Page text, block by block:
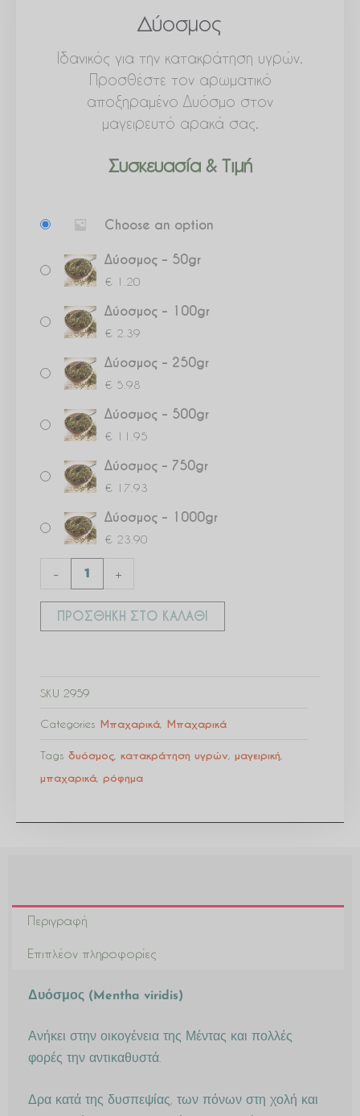
Δύοσμος
Ιδανικός για την κατακράτηση υγρών.
Προσθέστε τον αρωματικό
αποξηραμένο Δυόσμο στον
μαγειρευτό αρακά σας.
Συσκευασία & Τιμή
Choose an option
Δύοσμος – 50gr
€ 1.20
Δύοσμος – 100gr
€ 2.39
Δύοσμος – 250gr
€ 5.98
Δύοσμος – 500gr
€ 11.95
Δύοσμος – 750gr
€ 17.93
Δύοσμος – 1000gr
€ 23.90
-
ποσότητα
+
ΠΡΟΣΘΉΚΗ ΣΤΟ ΚΑΛΆΘΙ
SKU 2959
Categories Μπαχαρικά, Μπαχαρικά
Tags δυόσμος, κατακράτηση υγρών, μαγειρική,
μπαχαρικά, ρόφημα
Περιγραφή
Επιπλέον πληροφορίες
Δυόσμος (Mentha viridis)
Ανήκει στην οικογένεια της Μέντας και πολλές
φορές την αντικαθυστά.
Δρα κατά της δυσπεψίας, των πόνων στη χολή και